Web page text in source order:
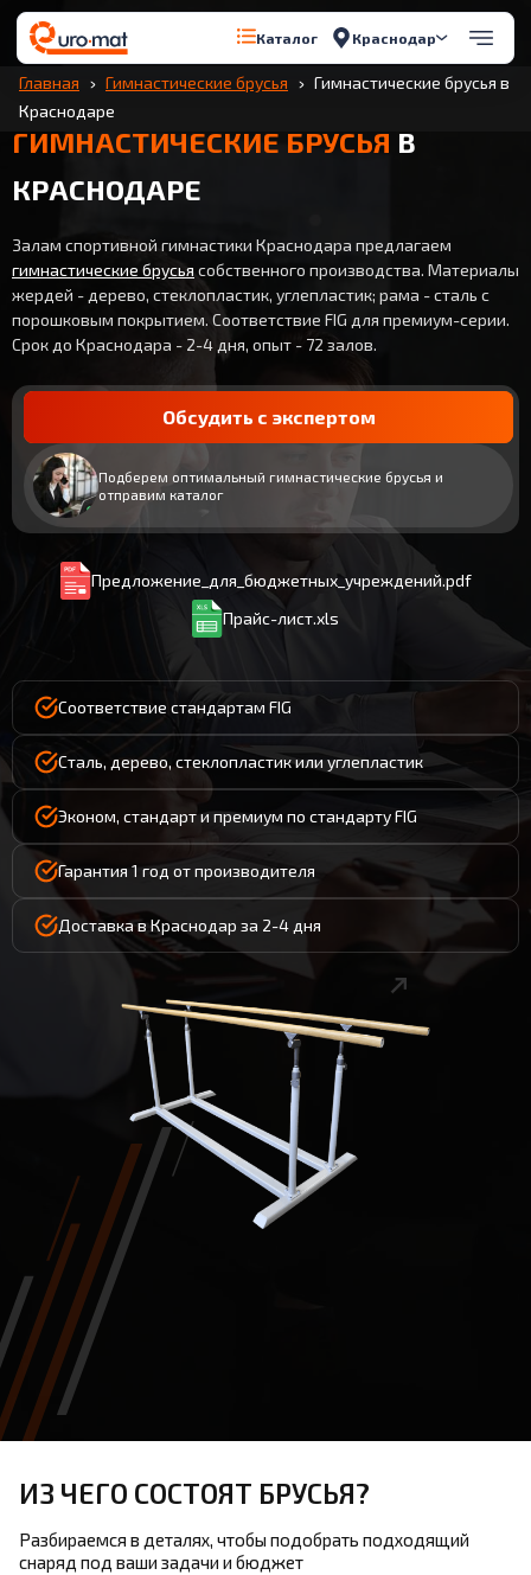
Каталог Краснодар
Главная Гимнастические брусья
Гимнастические брусья в
Краснодаре
ГИМНАСТИЧЕСКИЕ БРУСЬЯ В
КРАСНОДАРЕ
Залам спортивной гимнастики Краснодара предлагаем
гимнастические брусьясобственного производства. Материалы
жердей - дерево, стеклопластик, углепластик; рама - сталь с
порошковым покрытием. Соответствие FIG для премиум-серии.
Срок до Краснодара - 2-4 дня, опыт - 72 залов.
Обсудить с экспертом
Подберем оптимальный гимнастические брусья и
отправим каталог
Предложение_для_бюджетных_учреждений.pdf
Прайс-лист.xls
Соответствие стандартам FIG
Сталь, дерево, стеклопластик или углепластик
Эконом, стандарт и премиум по стандарту FIG
Гарантия 1 год от производителя
Доставка в Краснодар за 2-4 дня
ИЗ ЧЕГО СОСТОЯТ БРУСЬЯ?
Разбираемся в деталях, чтобы подобрать подходящий
снаряд под ваши задачи и бюджет